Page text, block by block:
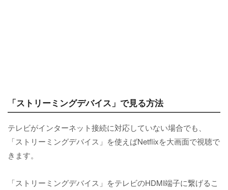
「ストリーミングデバイス」で見る方法
テレビがインターネット接続に対応していない場合でも、
「ストリーミングデバイス」を使えばNetflixを大画面で視聴で
きます。
「ストリーミングデバイス」をテレビのHDMI端子に繋げるこ